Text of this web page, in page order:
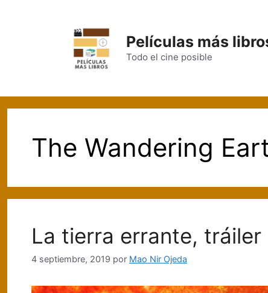
Películas más
Todo el cine posible
The Wandering
La tierra errante, tráiler
4 septiembre, 2019 por Mao Nir Ojeda